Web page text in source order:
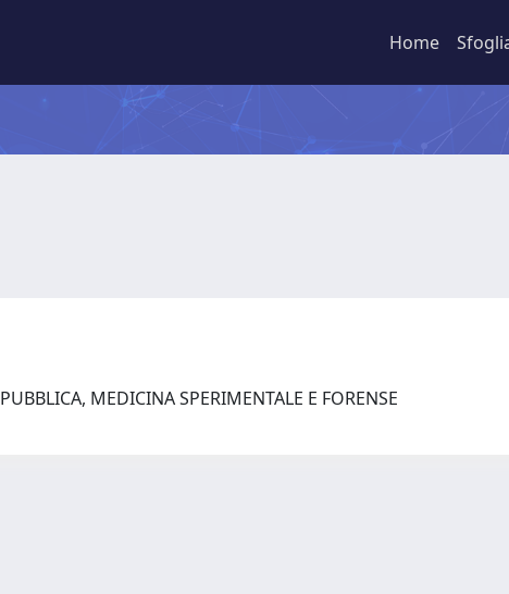
Home
MEDICINA SPERIMENTALE E FORENSE